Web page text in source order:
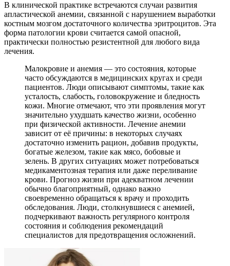
В клинической практике встречаются случаи развития
апластической анемии, связанной с нарушением выработки
костным мозгом достаточного количества эритроцитов. Эта
форма патологии крови считается самой опасной,
практически полностью резистентной для любого вида
лечения.
Малокровие и анемия — это состояния, которые
часто обсуждаются в медицинских кругах и среди
пациентов. Люди описывают симптомы, такие как
усталость, слабость, головокружение и бледность
кожи. Многие отмечают, что эти проявления могут
значительно ухудшать качество жизни, особенно
при физической активности. Лечение анемии
зависит от её причины: в некоторых случаях
достаточно изменить рацион, добавив продукты,
богатые железом, такие как мясо, бобовые и
зелень. В других ситуациях может потребоваться
медикаментозная терапия или даже переливание
крови. Прогноз жизни при адекватном лечении
обычно благоприятный, однако важно
своевременно обращаться к врачу и проходить
обследования. Люди, столкнувшиеся с анемией,
подчеркивают важность регулярного контроля
состояния и соблюдения рекомендаций
специалистов для предотвращения осложнений.